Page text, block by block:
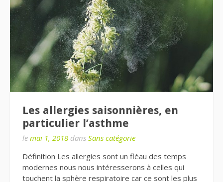
Les allergies saisonnières, en
particulier l’asthme
le mai 1, 2018 dans Sans catégorie
Définition Les allergies sont un fléau des temps
modernes nous nous intéresserons à celles qui
touchent la sphère respiratoire car ce sont les plus